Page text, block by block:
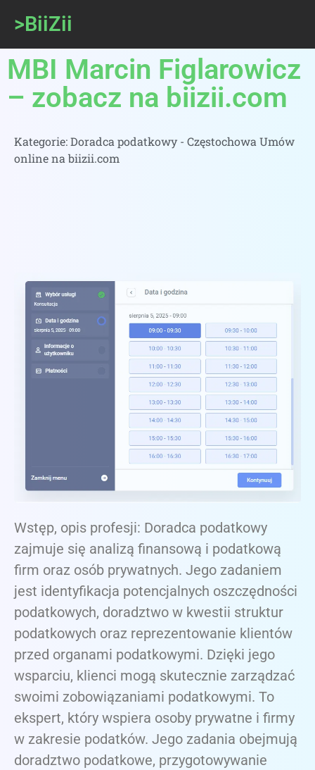
>BiiZii
MBI Marcin Figlarowicz
– zobacz na biizii.com
Kategorie:Doradca podatkowy - Częstochowa Umów
online na biizii.com
Wstęp, opis profesji: Doradca podatkowy
zajmuje się analizą finansową i podatkową
firm oraz osób prywatnych. Jego zadaniem
jest identyfikacja potencjalnych oszczędności
podatkowych, doradztwo w kwestii struktur
podatkowych oraz reprezentowanie klientów
przed organami podatkowymi. Dzięki jego
wsparciu, klienci mogą skutecznie zarządzać
swoimi zobowiązaniami podatkowymi. To
ekspert, który wspiera osoby prywatne i firmy
w zakresie podatków. Jego zadania obejmują
doradztwo podatkowe, przygotowywanie